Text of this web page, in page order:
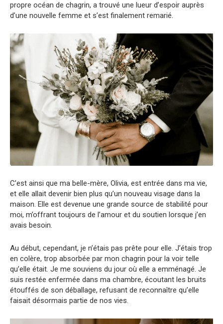
propre océan de chagrin, a trouvé une lueur d’espoir auprès
d’une nouvelle femme et s’est finalement remarié.
C’est ainsi que ma belle-mère, Olivia, est entrée dans ma vie,
et elle allait devenir bien plus qu’un nouveau visage dans la
maison. Elle est devenue une grande source de stabilité pour
moi, m’offrant toujours de l’amour et du soutien lorsque j’en
avais besoin.
Au début, cependant, je n’étais pas prête pour elle. J’étais trop
en colère, trop absorbée par mon chagrin pour la voir telle
qu’elle était. Je me souviens du jour où elle a emménagé. Je
suis restée enfermée dans ma chambre, écoutant les bruits
étouffés de son déballage, refusant de reconnaître qu’elle
faisait désormais partie de nos vies.